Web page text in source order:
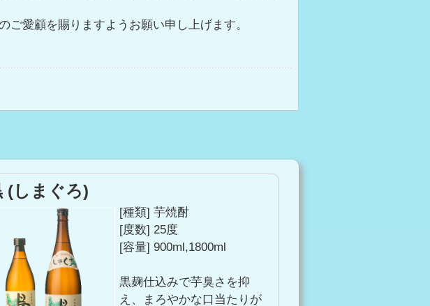
愛顧を賜りますようお願い申し上げます。
度重なる値上げを受けながらも、弊社として努力を
ました。
ご愛顧を賜りますようお願い申し上げます。
(しまぐろ)
[種類] 芋焼酎
[度数] 25度
[容量] 900ml,1800ml
黒麹仕込みで芋臭さを抑
え、まろやかな口当たりが